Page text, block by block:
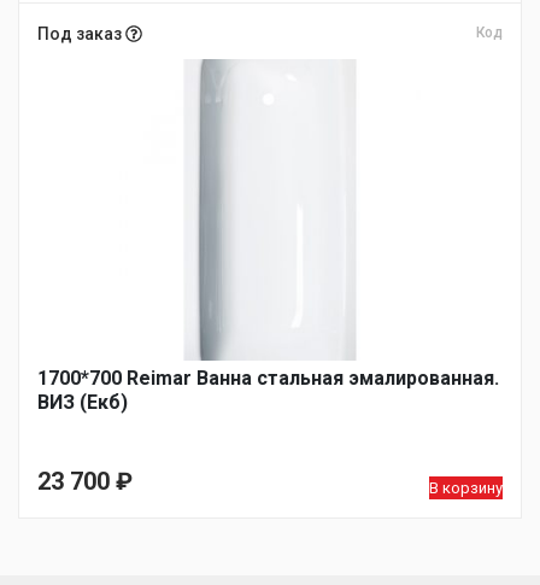
Под заказ Код
1700*700 Reimar Ванна стальная эмалированная.
ВИЗ (Екб)
23 700 ₽ В корзину